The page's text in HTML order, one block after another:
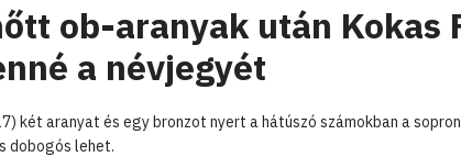
ob-aranyak után Kokas
a névjegyét
két aranyat és egy bronzot nyert a hátúszó számokban a
dobogós lehet.